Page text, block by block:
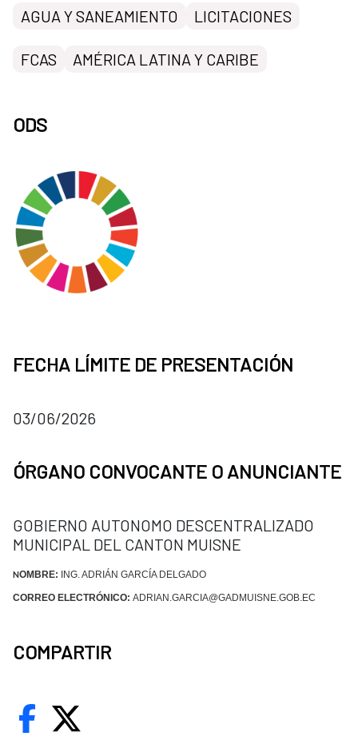
AGUA Y SANEAMIENTO LICITACIONES
FCAS AMÉRICA LATINA Y CARIBE
ODS
FECHA LÍMITE DE PRESENTACIÓN
03/06/2026
ÓRGANO CONVOCANTE O ANUNCIANTE
GOBIERNO AUTONOMO DESCENTRALIZADO
MUNICIPAL DEL CANTON MUISNE
NOMBRE: ING. ADRIÁN GARCÍA DELGADO
CORREO ELECTRÓNICO: ADRIAN.GARCIA@GADMUISNE.GOB.EC
COMPARTIR